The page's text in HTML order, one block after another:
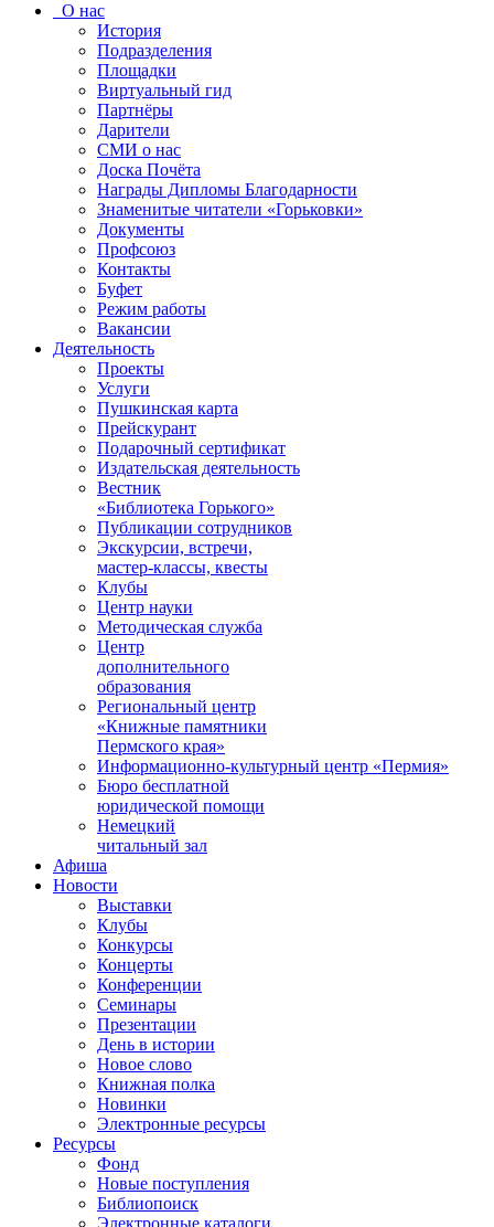
О нас
История
Подразделения
Площадки
Виртуальный гид
Партнёры
Дарители
СМИ о нас
Доска Почёта
Награды Дипломы Благодарности
Знаменитые читатели «Горьковки»
Документы
Профсоюз
Контакты
Буфет
Режим работы
Вакансии
Деятельность
Проекты
Услуги
Пушкинская карта
Прейскурант
Подарочный сертификат
Издательская деятельность
Вестник
«Библиотека Горького»
Публикации сотрудников
Экскурсии, встречи,
мастер-классы, квесты
Клубы
Центр науки
Методическая служба
Центр
дополнительного
образования
Региональный центр
«Книжные памятники
Пермского края»
Информационно-культурный центр «Пермия»
Бюро бесплатной
юридической помощи
Немецкий
читальный зал
Афиша
Новости
Выставки
Клубы
Конкурсы
Концерты
Конференции
Семинары
Презентации
День в истории
Новое слово
Книжная полка
Новинки
Электронные ресурсы
Ресурсы
Фонд
Новые поступления
Библиопоиск